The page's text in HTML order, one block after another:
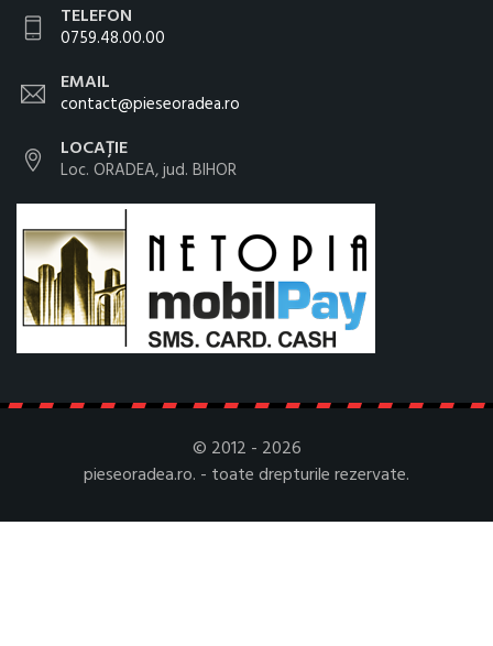
TELEFON
0759.48.00.00
EMAIL
contact@pieseoradea.ro
LOCAȚIE
Loc. ORADEA, jud. BIHOR
© 2012 - 2026
pieseoradea.ro. - toate drepturile rezervate.